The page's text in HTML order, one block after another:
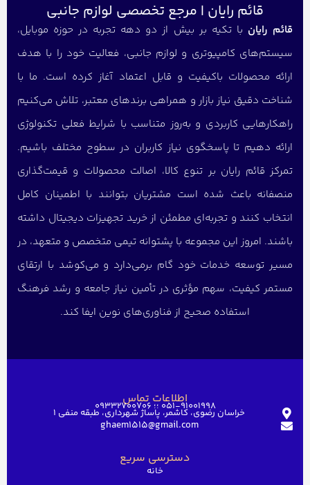
قائم رایان | مرجع تخصصی لوازم جانبی
قائم رایان با تکیه بر بیش از دو دهه تجربه در حوزه موبایل،
سیستم‌های کامپیوتری و لوازم جانبی، فعالیت خود را با هدف
ارائه محصولات باکیفیت و قابل اعتماد آغاز کرده است. ما با
شناخت دقیق نیاز بازار و همراهی برندهای معتبر، تلاش می‌کنیم
راهکارهایی کاربردی و به‌روز متناسب با شرایط فعلی تکنولوژی
ارائه دهیم تا پاسخگوی نیاز کاربران در سطوح مختلف باشیم.
تمرکز قائم رایان بر تنوع کالا، اصالت محصولات و قیمت‌گذاری
منصفانه باعث شده است مشتریان بتوانند با اطمینان کامل
انتخاب کنند و تجربه‌ای مطمئن از خرید تجهیزات دیجیتال داشته
باشند. امروز این مجموعه با پشتوانه تیمی متخصص و متعهد، در
مسیر توسعه خدمات خود گام برمی‌دارد و می‌کوشد با ارتقای
مستمر کیفیت، سهم مؤثری در تأمین نیاز جامعه و رشد فرهنگ
استفاده صحیح از فناوری‌های نوین ایفا کند.
اطلاعات تماس051-91001998 ؛؛ 09332700706
خراسان رضوی، کاشمر، پاساژ شهرداری، طبقه منفی ۱
ghaem1515@gmail.com
دسترسی سریع
خانه